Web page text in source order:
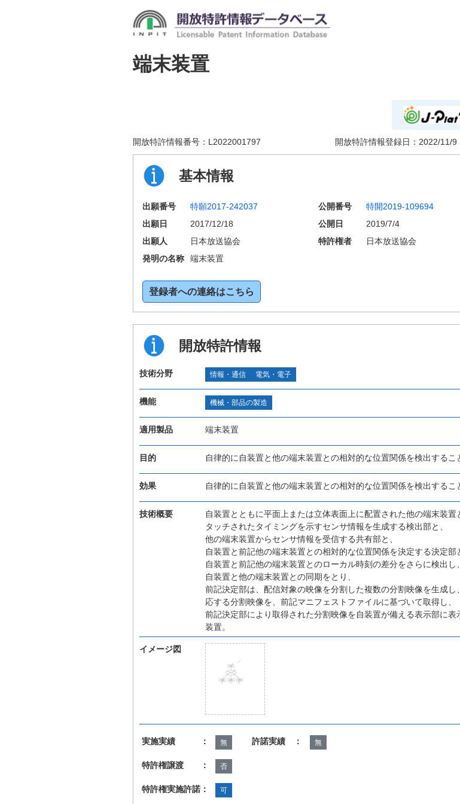
端末装置
開放特許情報番号： L2022001797 開放特許情報登録日： 2022/11/9
基本情報
出願番号 特願2017-242037 公開番号 特開2019-109694
出願日
2017/12/18 公開日
2019/7/4
出願人
日本放送協会 特許権者 日本放送協会
発明の名称
端末装置
登録者への連絡はこちら
開放特許情報
技術分野 情報・通信 電気・電子
機能 機械・部品の製造
適用製品 端末装置
目的 自律的に自装置と他の端末装置との相対的な位置関係を検出するこ
効果 自律的に自装置と他の端末装置との相対的な位置関係を検出するこ
技術概要
自装置とともに平面上または立体表面上に配置された他の端末装
タッチされたタイミングを示すセンサ情報を生成する検出部と、
他の端末装置からセンサ情報を受信する共有部と、
自装置と前記他の端末装置との相対的な位置関係を決定する決定部
自装置と前記他の端末装置とのローカル時刻の差分をさらに検出し、
自装置と他の端末装置との同期をとり、
前記決定部は、配信対象の映像を分割した複数の分割映像を生成
応する分割映像を、前記マニフェストファイルに基づいて取得し、
前記決定部により取得された分割映像を自装置が備える表示部に
装置。
イメージ図
実施実績 ： 無 許諾実績 ： 無
特許権譲渡 ： 否
特許権実施許諾： 可